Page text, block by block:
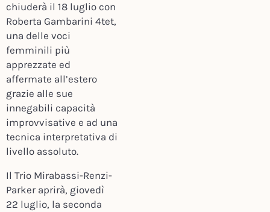
chiuderà il 18 luglio con
Roberta Gambarini 4tet,
una delle voci
femminili più
apprezzate ed
affermate all’estero
grazie alle sue
innegabili capacità
improvvisative e ad una
tecnica interpretativa di
livello assoluto.
Il Trio Mirabassi-Renzi-
Parker aprirà, giovedì
22 luglio, la seconda